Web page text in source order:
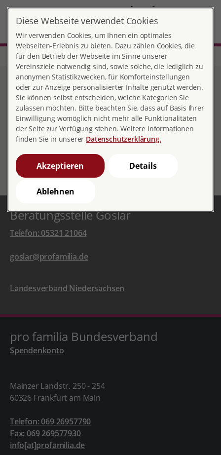
DE EN
Start Niedersachsen Beratungsstelle Goslar Jahresbericht 2024
Jahresbericht 2024
Hier finden Sie den aktuellenJahresberichtals PDF
(nicht barrierefrei). Wenn Sie den barrierefreien Text
benötigen, wenden Sie sich bitte gern telefonisch unter
05321 21064 an uns.
Beratungsstelle Goslar
Telefon: 05321 21064
goslar@profamilia.de
Landesverband Niedersachsen
pro familia Bundesverband
Spendenkonto
Mainzer Landstr. 250 - 254
60326 Frankfurt am Main
Telefon: 069 26957790
Fax: 069 269577930
info[at]profamilia.de
Diese Webseite verwendet Cookies
Wir verwenden Cookies, um Ihnen ein optimales
Webseiten-Erlebnis zu bieten. Dazu zählen Cookies, die
für den Betrieb der Webseite im Sinne unserer
Vereinsziele notwendig sind, sowie solche, die lediglich zu
anonymen Statistikzwecken, für Komforteinstellungen
oder zur Anzeige personalisierter Inhalte genutzt werden.
Sie können selbst entscheiden, welche Kategorien Sie
zulassen möchten. Bitte beachten Sie, dass auf Basis Ihrer
Einwilligung womöglich nicht mehr alle Funktionalitäten
der Seite zur Verfügung stehen. Weitere Informationen
finden Sie in unserer Datenschutzerklärung.
Akzeptieren Details
Ablehnen